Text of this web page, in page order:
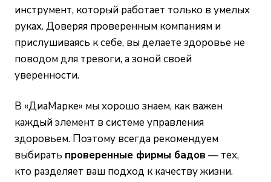
инструмент, который работает только в умелых
руках. Доверяя проверенным компаниям и
прислушиваясь к себе, вы делаете здоровье не
поводом для тревоги, а зоной своей
уверенности.
В «ДиаМарке» мы хорошо знаем, как важен
каждый элемент в системе управления
здоровьем. Поэтому всегда рекомендуем
выбирать проверенные фирмы бадов — тех,
кто разделяет ваш подход к качеству жизни.